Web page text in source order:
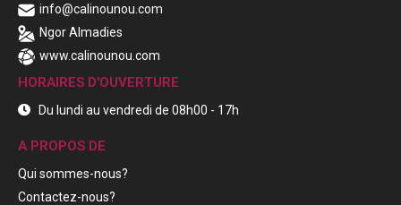
info@calinounou.com
Ngor Almadies
www.calinounou.com
HORAIRES D'OUVERTURE
Du lundi au vendredi de 08h00 - 17h
A PROPOS DE
Qui sommes-nous?
Contactez-nous?